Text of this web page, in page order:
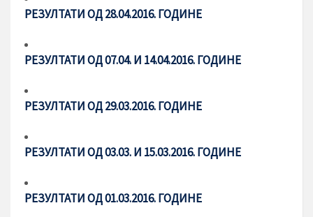
РЕЗУЛТАТИ ОД 28.04.2016. ГОДИНЕ
РЕЗУЛТАТИ ОД 07.04. И 14.04.2016. ГОДИНЕ
РЕЗУЛТАТИ ОД 29.03.2016. ГОДИНЕ
РЕЗУЛТАТИ ОД 03.03. И 15.03.2016. ГОДИНЕ
РЕЗУЛТАТИ ОД 01.03.2016. ГОДИНЕ